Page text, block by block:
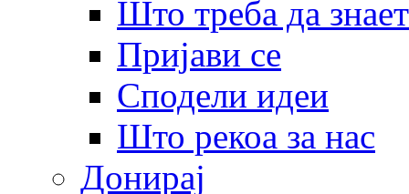
Што треба да
Пријави се
Сподели идеи
Што рекоа за нас
Донирај